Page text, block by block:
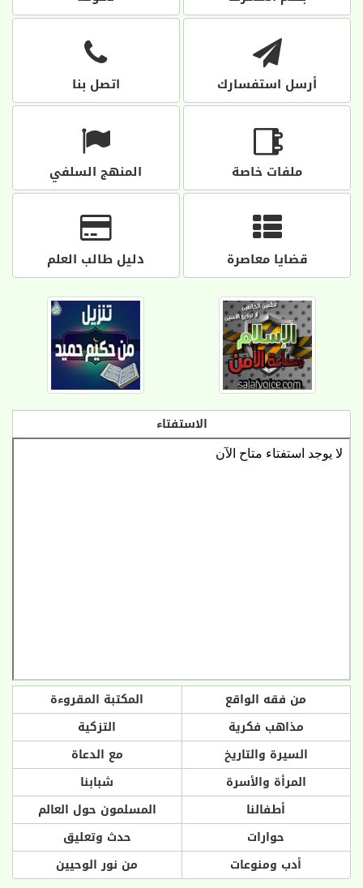
أرسل استفسارك اتصل بنا
ملفات خاصة المنهج السلفي
قضايا معاصرة دليل طالب العلم
الاستفتاء
من فقه الواقع
المكتبة المقروءة
مذاهب فكرية
التزكية
السيرة والتاريخ
مع الدعاة
المرأة والأسرة
شبابنا
أطفالنا
المسلمون حول العالم
حوارات
حدث وتعليق
أدب ومنوعات
من نور الوحيين